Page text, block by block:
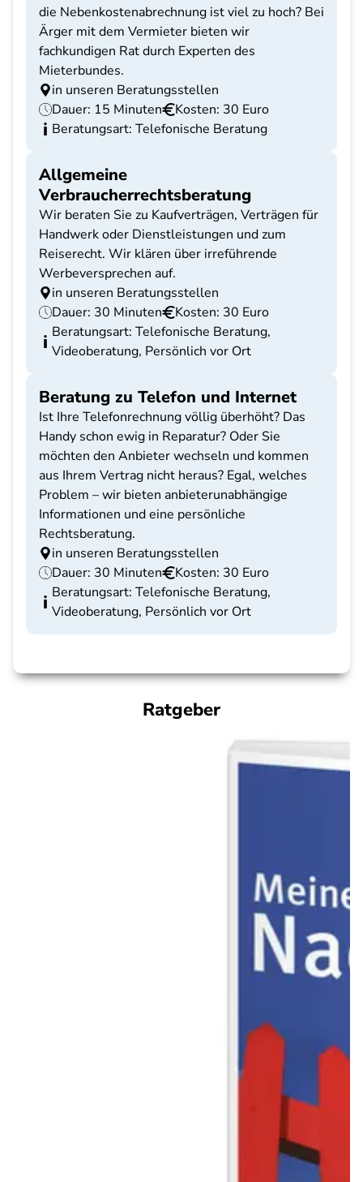
die Nebenkostenabrechnung ist viel zu hoch? Bei
Ärger mit dem Vermieter bieten wir
fachkundigen Rat durch Experten des
Mieterbundes.
in unseren Beratungsstellen
Dauer: 15 Minuten
Kosten: 30 Euro
Beratungsart: Telefonische Beratung
Allgemeine
Verbraucherrechtsberatung
Wir beraten Sie zu Kaufverträgen, Verträgen für
Handwerk oder Dienstleistungen und zum
Reiserecht. Wir klären über irreführende
Werbeversprechen auf.
in unseren Beratungsstellen
Dauer: 30 Minuten
Kosten: 30 Euro
Beratungsart: Telefonische Beratung,
Videoberatung, Persönlich vor Ort
Beratung zu Telefon und Internet
Ist Ihre Telefonrechnung völlig überhöht? Das
Handy schon ewig in Reparatur? Oder Sie
möchten den Anbieter wechseln und kommen
aus Ihrem Vertrag nicht heraus? Egal, welches
Problem – wir bieten anbieterunabhängige
Informationen und eine persönliche
Rechtsberatung.
in unseren Beratungsstellen
Dauer: 30 Minuten
Kosten: 30 Euro
Beratungsart: Telefonische Beratung,
Videoberatung, Persönlich vor Ort
Ratgeber